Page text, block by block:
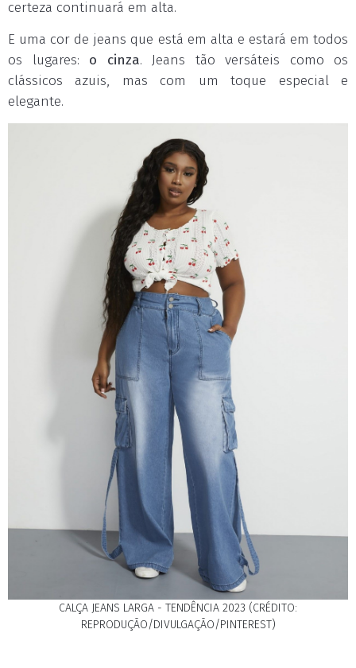
certeza continuará em alta.
E uma cor de jeans que está em alta e estará em todos
os lugares: o cinza. Jeans tão versáteis como os
clássicos azuis, mas com um toque especial e
elegante.
CALÇA JEANS LARGA - TENDÊNCIA 2023 (CRÉDITO:
REPRODUÇÃO/DIVULGAÇÃO/PINTEREST)